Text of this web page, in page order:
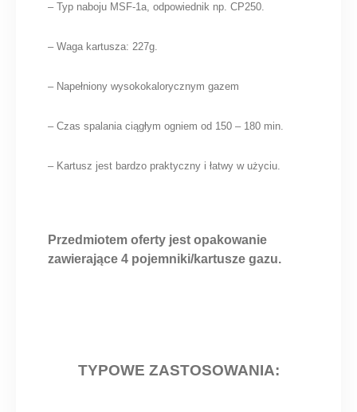
– Typ naboju MSF-1a, odpowiednik np. CP250.
– Waga kartusza: 227g.
– Napełniony wysokokalorycznym gazem
– Czas spalania ciągłym ogniem od 150 – 180 min.
– Kartusz jest bardzo praktyczny i łatwy w użyciu.
Przedmiotem oferty jest opakowanie
zawierające 4 pojemniki/kartusze gazu.
TYPOWE ZASTOSOWANIA: